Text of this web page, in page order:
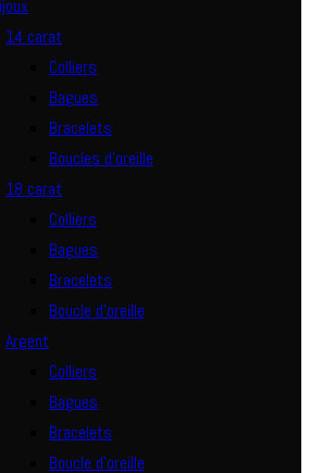
14 carat
Colliers
Bagues
Bracelets
Boucles d’oreille
18 carat
Colliers
Bagues
Bracelets
Boucle d’oreille
Argent
Colliers
Bagues
Bracelets
Boucle d’oreille